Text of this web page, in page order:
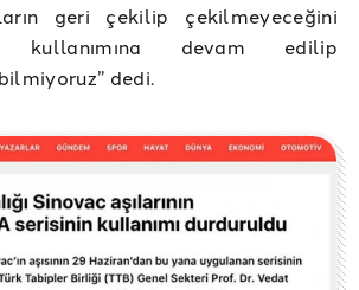
geri çekilip çekilmeyeceğini
devam edilip
dedi.